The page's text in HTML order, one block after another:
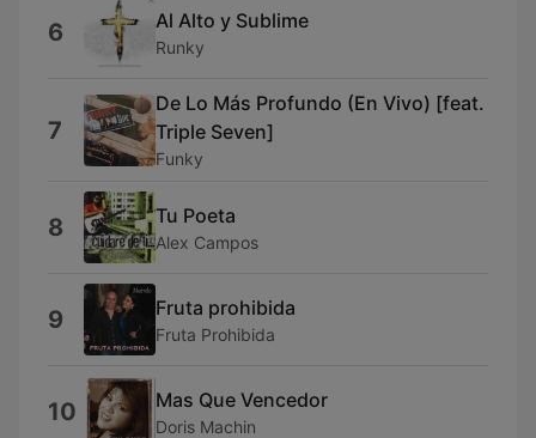
6 Al Alto y Sublime
Runky
7
De Lo Más Profundo (En Vivo) [feat.
Triple Seven]
Funky
8 Tu Poeta
Alex Campos
9 Fruta prohibida
Fruta Prohibida
10 Mas Que Vencedor
Doris Machin